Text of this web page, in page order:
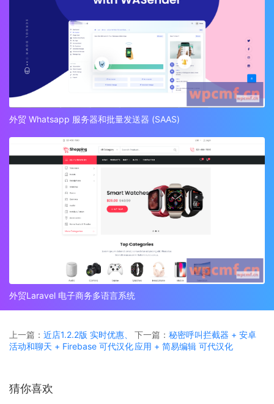
外贸 Whatsapp 服务器和批量发送器 (SAAS)
外贸Laravel 电子商务多语言系统
上一篇： 近店1.2.2版 实时优惠、
活动和聊天 + Firebase 可代汉化
下一篇： 秘密呼叫拦截器 + 安卓
应用 + 简易编辑 可代汉化
猜你喜欢